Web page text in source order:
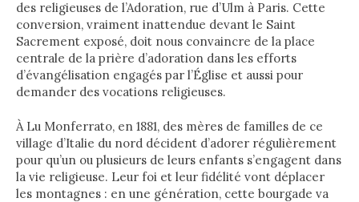
des religieuses de l’Adoration, rue d’Ulm à Paris. Cette
conversion, vraiment inattendue devant le Saint
Sacrement exposé, doit nous convaincre de la place
centrale de la prière d’adoration dans les efforts
d’évangélisation engagés par l’Église et aussi pour
demander des vocations religieuses.
À Lu Monferrato, en 1881, des mères de familles de ce
village d’Italie du nord décident d’adorer régulièrement
pour qu’un ou plusieurs de leurs enfants s’engagent dans
la vie religieuse. Leur foi et leur fidélité vont déplacer
les montagnes : en une génération, cette bourgade va